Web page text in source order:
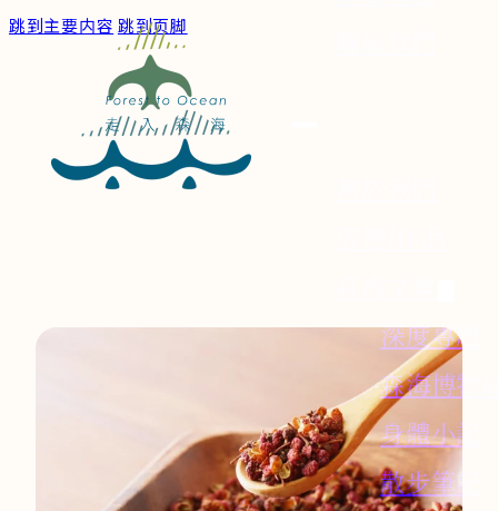
跳到主要内容 跳到页脚
深度專題
森海博物
身體小記
散步筆記